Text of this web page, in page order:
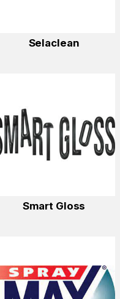
Selaclean
Smart Gloss